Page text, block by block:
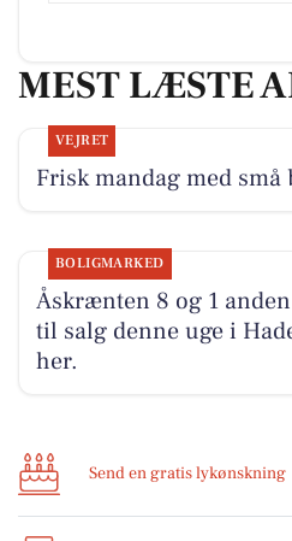
MEST LÆSTE
VEJRET
Frisk mandag med
BOLIGMARKED
Åskrænten 8 og 1
til salg denne uge i
her.
Send en gratis lykønskning